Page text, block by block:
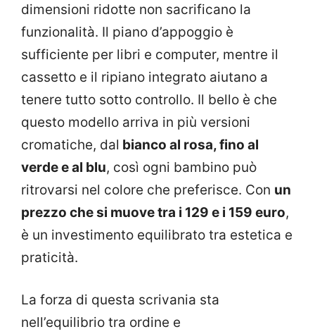
dimensioni ridotte non sacrificano la
funzionalità. Il piano d’appoggio è
sufficiente per libri e computer, mentre il
cassetto e il ripiano integrato aiutano a
tenere tutto sotto controllo. Il bello è che
questo modello arriva in più versioni
cromatiche, dal bianco al rosa, fino al
verde e al blu, così ogni bambino può
ritrovarsi nel colore che preferisce. Con un
prezzo che si muove tra i 129 e i 159 euro,
è un investimento equilibrato tra estetica e
praticità.
La forza di questa scrivania sta
nell’equilibrio tra ordine e